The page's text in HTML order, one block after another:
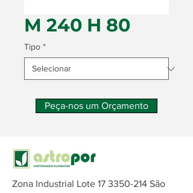
M 240 H 80
Tipo *
Peça-nos um Orçamento
Zona Industrial Lote 17 3350-214 São